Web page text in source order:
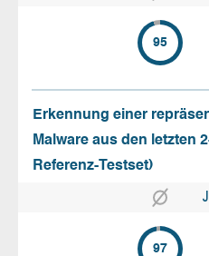
95
Erkennung einer
Malware aus den letzten
Referenz-Testset)
97